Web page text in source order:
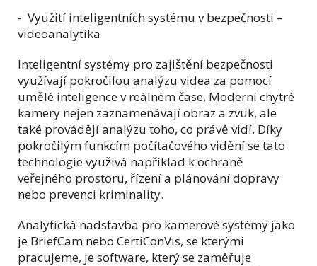
- Využití inteligentních systému v bezpečnosti –
videoanalytika
Inteligentní systémy pro zajištění bezpečnosti
využívají pokročilou analýzu videa za pomocí
umělé inteligence v reálném čase. Moderní chytré
kamery nejen zaznamenávají obraz a zvuk, ale
také provádějí analýzu toho, co právě vidí. Díky
pokročilým funkcím počítačového vidění se tato
technologie využívá například k ochraně
veřejného prostoru, řízení a plánování dopravy
nebo prevenci kriminality.
Analytická nadstavba pro kamerové systémy jako
je BriefCam nebo CertiConVis, se kterými
pracujeme, je software, který se zaměřuje